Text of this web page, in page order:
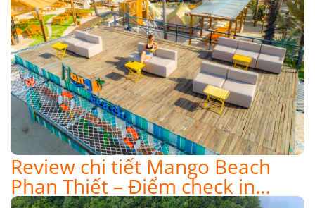
Review chi tiết Mango Beach
Phan Thiết – Điểm check in…